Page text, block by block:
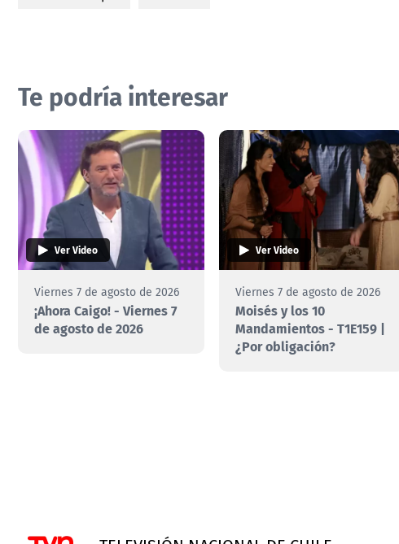
Te podría interesar
Ver Video
Viernes 7 de agosto de 2026
¡Ahora Caigo! - Viernes 7
de agosto de 2026
Ver Video
Viernes 7 de agosto de 2026
Moisés y los 10
Mandamientos - T1E159 |
¿Por obligación?